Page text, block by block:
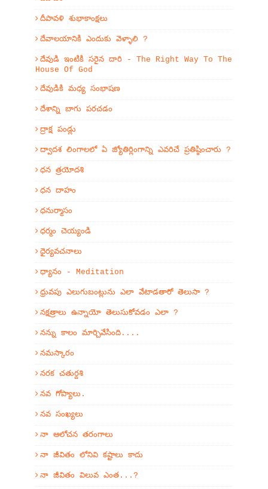
దీపావళి శుభాకాంక్షలు
దేవాలయానికి ఎందుకు వెళ్ళాలి ?
దేవుడి ఇంటికి సరైన దారి - The Right Way To The
House Of God
దేవుడికి మధ్య సంభాషణ
దేశాన్ని బాగు పరచడం
ద్రాక్ష పండ్లు
ద్వాదశ లింగాలలో ఏ జ్యోతిర్లింగాన్ని ఎవరిచే ప్రతిష్ఠించారు ?
ధన త్రయోదశి
ధన దాహం
ధనుర్మాసం
ధర్మం చెయ్యండి
ధైర్యవచనాలు
ధ్యానం - Meditation
ధ్రువపు ఎలుగుబంట్లును ఎలా వేటాడతారో తెలుసా ?
నక్షత్రాలు ఉన్నాయో తెలుసుకోవడం ఎలా ?
నన్ను కాలం మార్చివేసింది....
నమస్కారం
నరక చతుర్దశి
నవ గోప్యాలు.
నవ సంఖ్యలు
నా ఆలోచన తరంగాలు
నా జీవితం లోనివి కష్టాలు కాదు
నా జీవితం విలువ ఎంత...?